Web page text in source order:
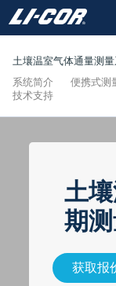
土壤温室气体通量测
系统简介
便携式测
技术支持
土
期
获取报